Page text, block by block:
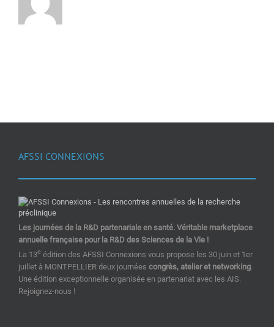
AFSSI CONNEXIONS
Les journées de la R&D partenariale en santé. Véritable marketplace
annuelle française pour la R&D des Sciences de la Vie !
La 13e édition des AFSSI Connexions vous propose les 30 juin et 1er
juillet à MONTPELLIER deux journées congrès, atelier et networking.
Une édition exceptionnelle organisée en partenariat avec les AIS.
Rejoignez-nous !